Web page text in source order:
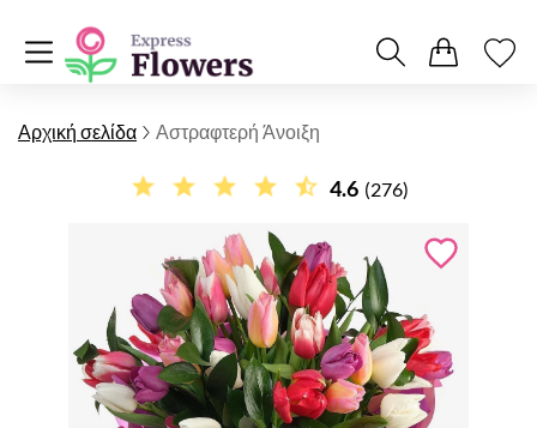
Αρχική σελίδα Αστραφτερή Άνοιξη
4.6 (276)